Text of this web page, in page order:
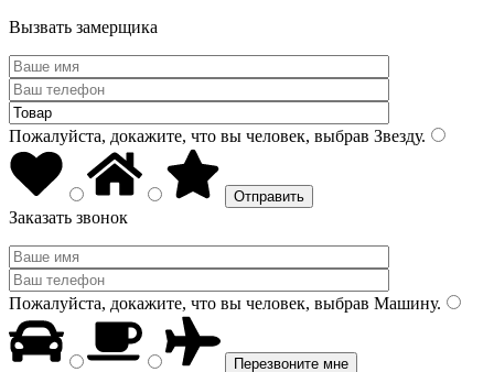
Вызвать замерщика
Пожалуйста, докажите, что вы человек, выбрав Звезду.
Заказать звонок
Пожалуйста, докажите, что вы человек, выбрав Машину.